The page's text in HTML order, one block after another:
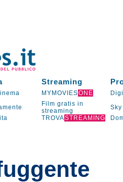
Streaming
MYMOVIESONE
Film gratis in
streaming
Sky
TROVASTREAMING